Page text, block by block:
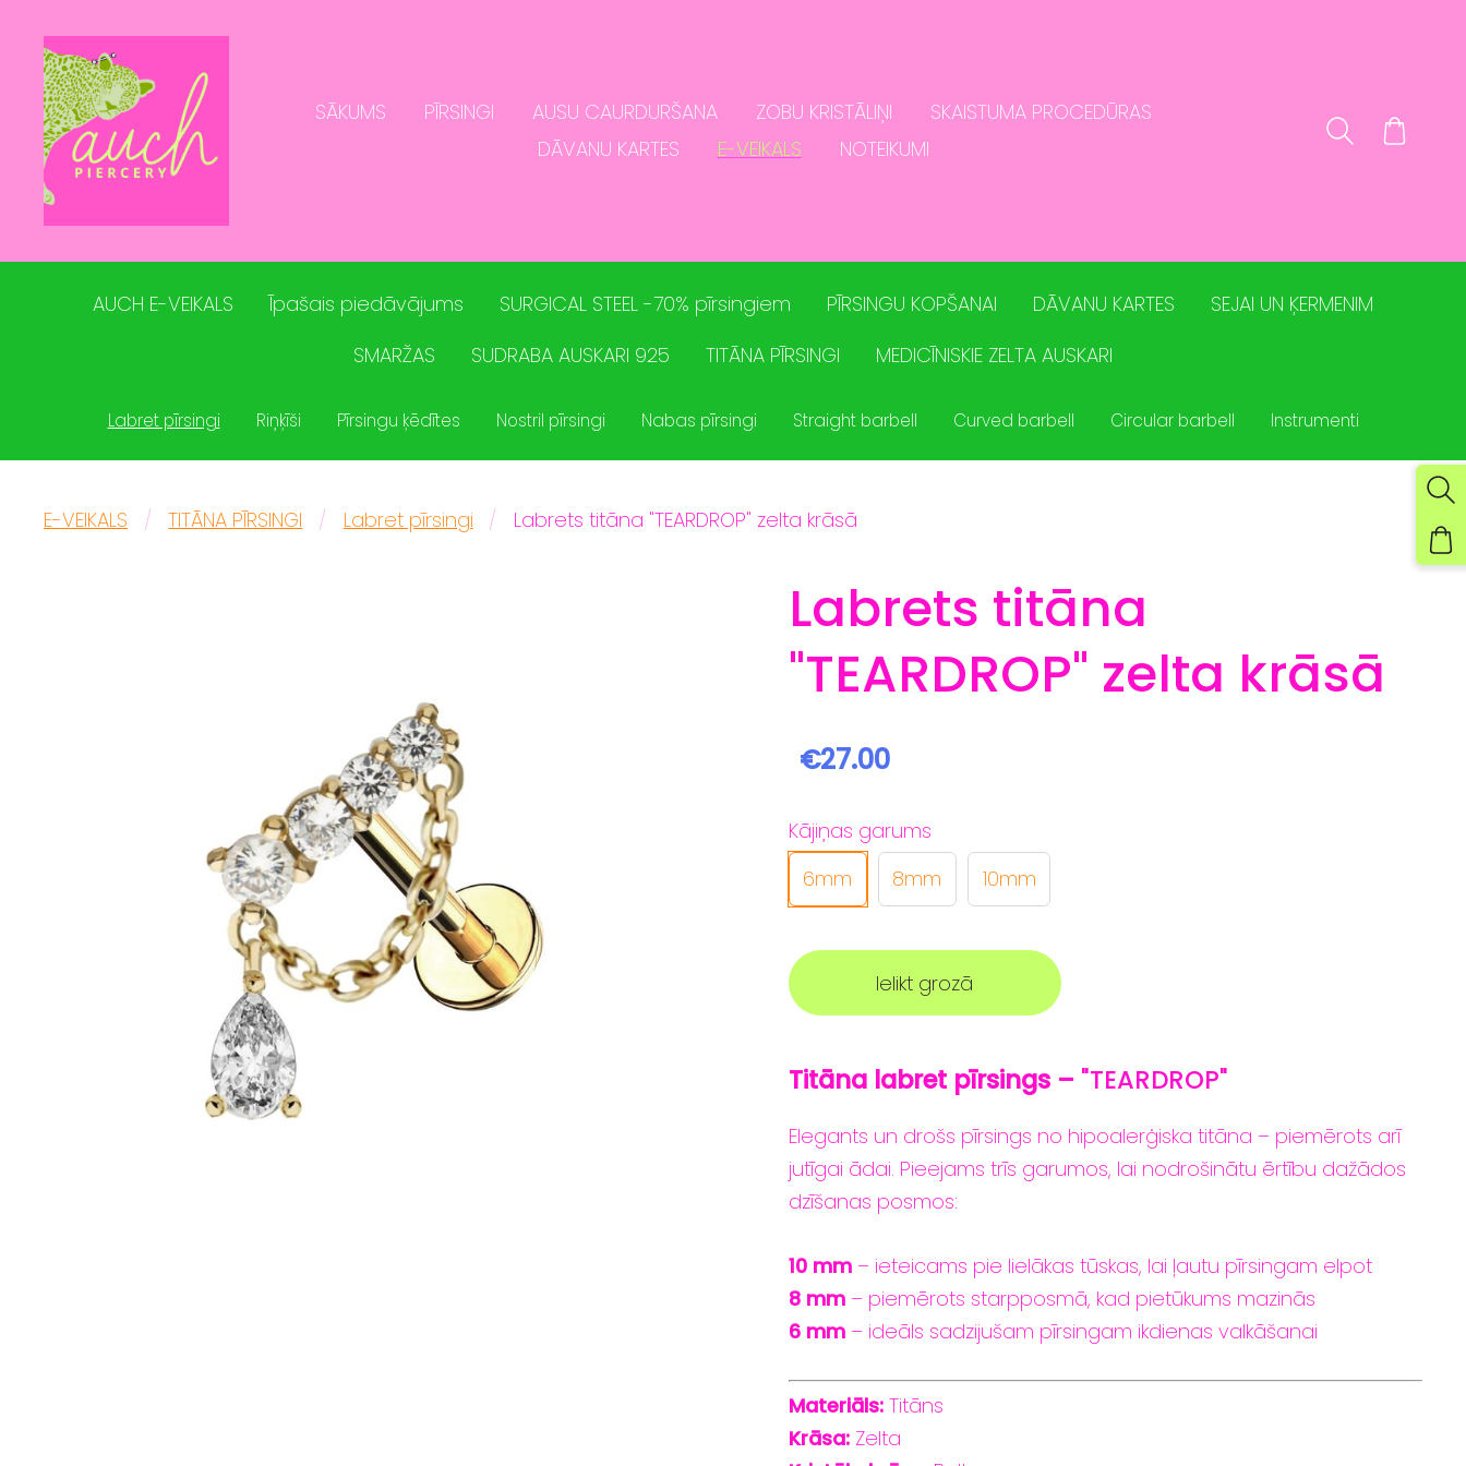
SĀKUMS PĪRSINGI AUSU CAURDURŠANA ZOBU KRISTĀLIŅI
SKAISTUMA PROCEDŪRAS
DĀVANU KARTES
E-VEIKALS NOTEIKUMI
AUCH E-VEIKALS Īpašais piedāvājums SURGICAL STEEL -70% pīrsingiem PĪRSINGU KOPŠANAI DĀVANU KARTES
SEJAI UN ĶERMENIM
SMARŽAS
SUDRABA AUSKARI 925 TITĀNA PĪRSINGI MEDICĪNISKIE ZELTA AUSKARI
Labret pīrsingi Riņķīši Pīrsingu ķēdītes Nostril pīrsingi Nabas pīrsingi Straight barbell Curved barbell Circular barbell Instrumenti
E-VEIKALS TITĀNA PĪRSINGI Labret pīrsingi Labrets titāna "TEARDROP" zelta krāsā
Labrets titāna
"TEARDROP" zelta krāsā
€27.00
Kājiņas garums
6mm
8mm 10mm
Ielikt grozā
Titāna labret pīrsings – "TEARDROP"
Elegants un drošs pīrsings no hipoalerģiska titāna – piemērots arī
jutīgai ādai. Pieejams trīs garumos, lai nodrošinātu ērtību dažādos
dzīšanas posmos:
10 mm– ieteicams pie lielākas tūskas, lai ļautu pīrsingam elpot
8 mm– piemērots starpposmā, kad pietūkums mazinās
6 mm– ideāls sadzijušam pīrsingam ikdienas valkāšanai
Materiāls: Titāns
Krāsa:Zelta